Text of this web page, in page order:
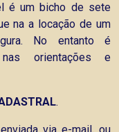
é um bicho de sete
na a locação de um
No entanto é
orientações e
.